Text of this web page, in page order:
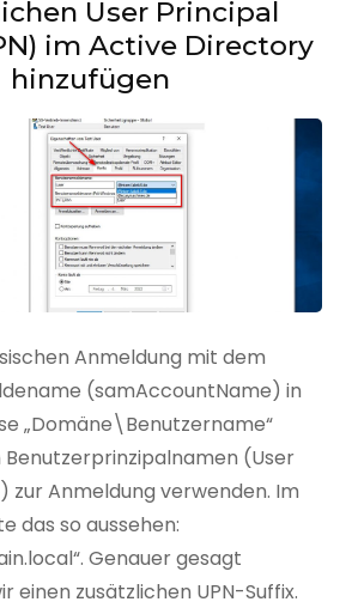
User Principal
im Active Directory
hinzufügen
Anmeldung mit dem
(samAccountName) in
„Domäne\Benutzername“
Benutzerprinzipalnamen (User
zur Anmeldung verwenden. Im
das so aussehen:
Genauer gesagt
einen zusätzlichen UPN-Suffix.